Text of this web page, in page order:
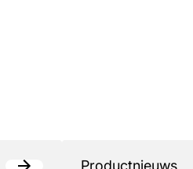
Productnieuws